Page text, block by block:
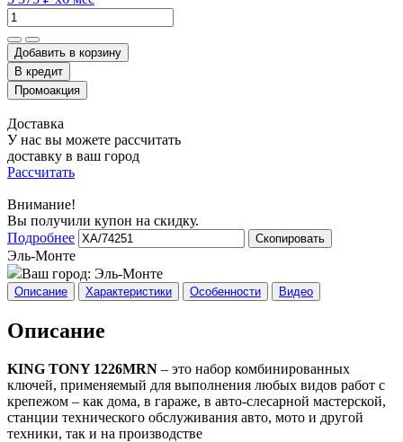
Добавить в корзину
Доставка
У нас вы можете рассчитать
доставку в ваш город
Рассчитать
Внимание!
Вы получили купон на скидку.
Подробнее
Скопировать
Эль-Монте
Ваш город: Эль-Монте
Описание Характеристики Особенности Видео
Описание
KING TONY 1226MRN – это набор комбинированных
ключей, применяемый для выполнения любых видов работ с
крепежом – как дома, в гараже, в авто-слесарной мастерской,
станции технического обслуживания авто, мото и другой
техники, так и на производстве